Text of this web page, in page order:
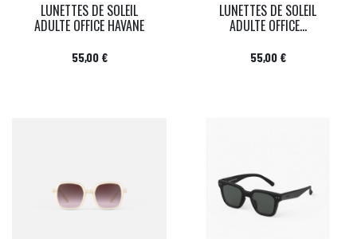
LUNETTES DE SOLEIL
ADULTE OFFICE HAVANE
Prix
55,00 €
LUNETTES DE SOLEIL
ADULTE OFFICE...
Prix
55,00 €